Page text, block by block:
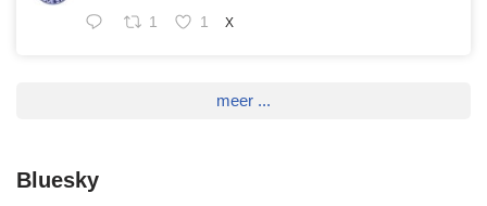
1 1 X
meer ...
Bluesky